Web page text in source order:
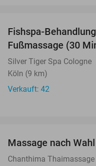
Fishspa-
Fußmassage (30
Silver Tiger Spa Cologne
Köln (9 km)
Verkauft: 42
Massage nach
Chanthima Thaimassage